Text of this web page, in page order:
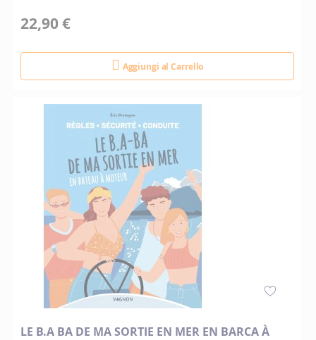
22,90 €
Aggiungi al Carrello
LE B.A BA DE MA SORTIE EN MER EN BARCA À